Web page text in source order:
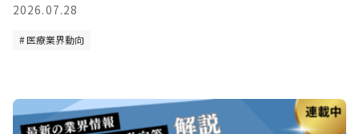
2026.07.28
医療業界動向